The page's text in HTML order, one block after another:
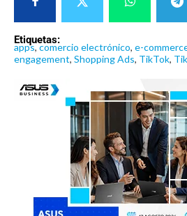
Etiquetas:
apps,comercio electrónico, e-
engagement, Shopping Ads, TikTok,